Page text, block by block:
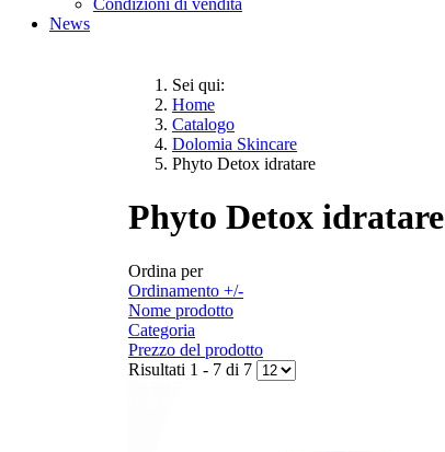
Condizioni di vendita
News
Sei qui:
Home
Catalogo
Dolomia Skincare
Phyto Detox idratare
Phyto Detox idratare
Ordina per
Ordinamento +/-
Nome prodotto
Categoria
Prezzo del prodotto
Risultati 1 - 7 di 7